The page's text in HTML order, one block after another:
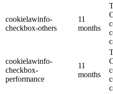
cookielawinfo-
checkbox-others
11
months
cookielawinfo-
checkbox-
performance
11
months